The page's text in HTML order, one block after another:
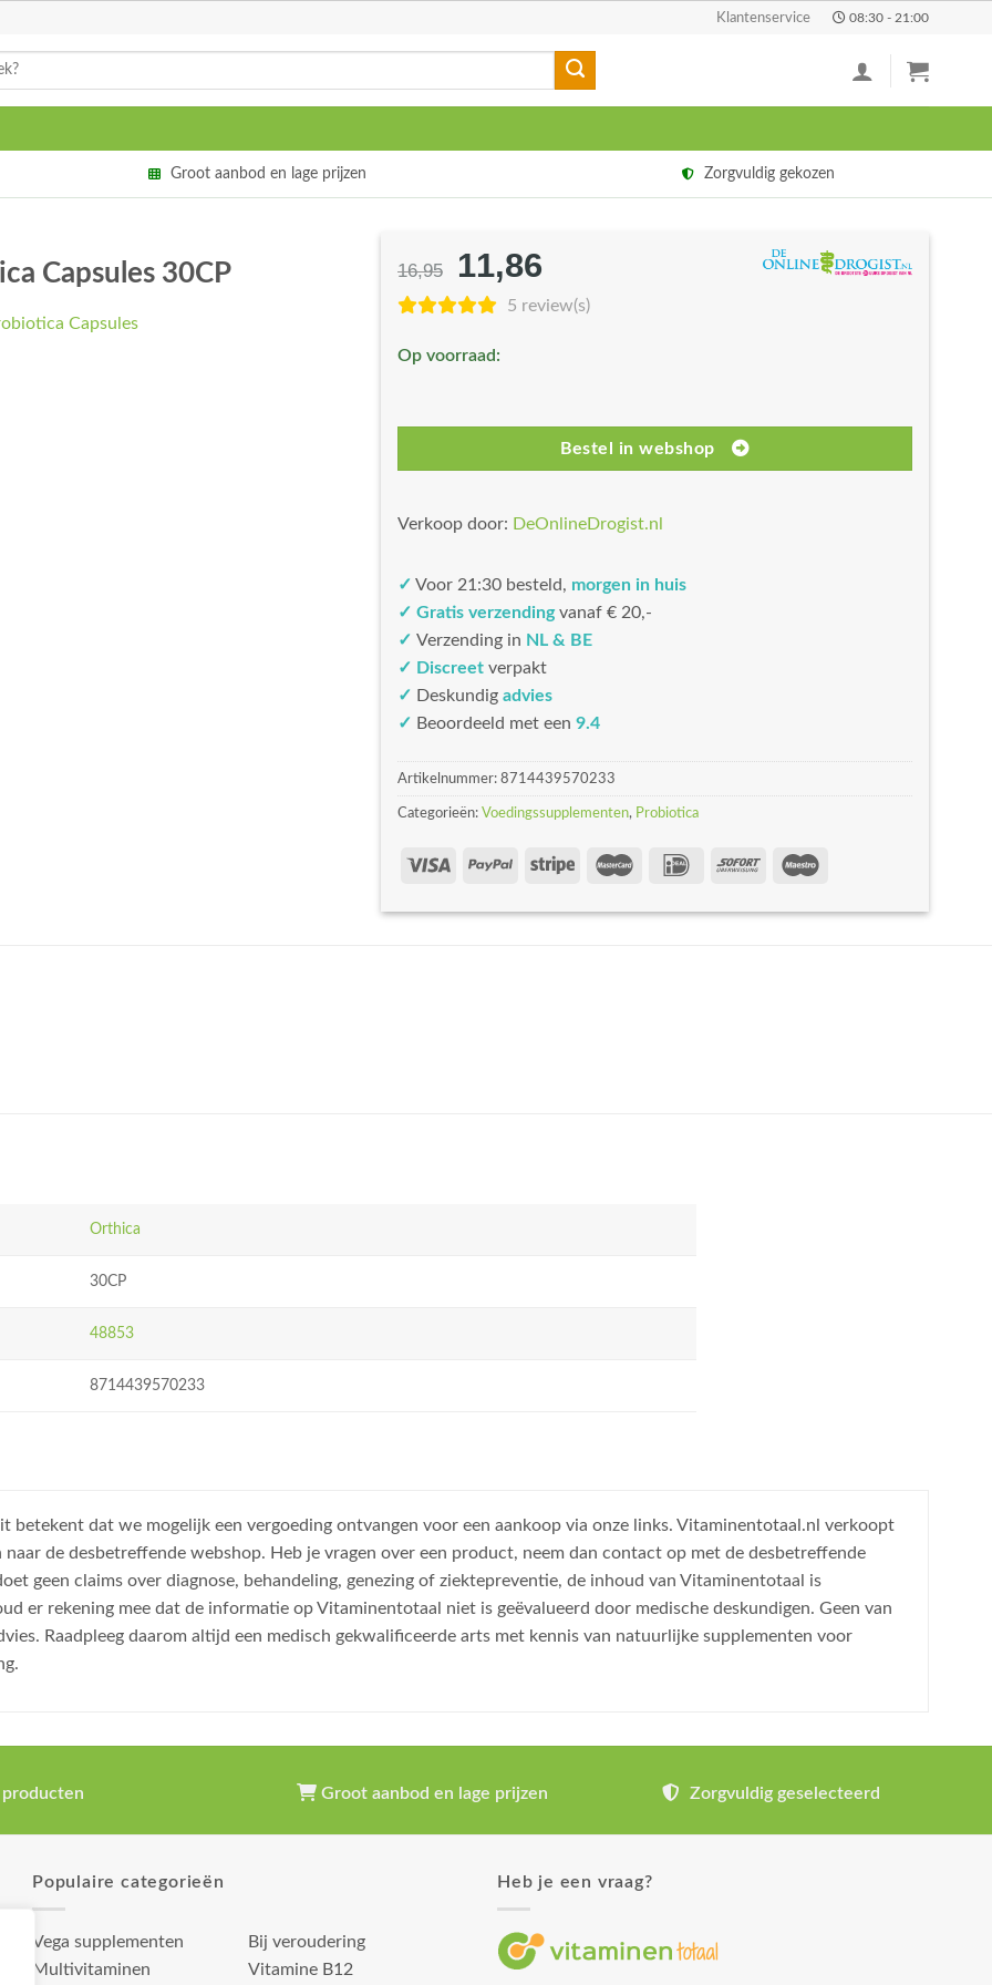
Klantenservice 08:30 - 21:00
Groot aanbod en lage prijzen Zorgvuldig gekozen
Capsules 30CP 16,95
Oorspronkelijke
prijs
€16,95.
11,86
prijs
5 review(s)
Op voorraad:
Bestel in webshop
Verkoop door: DeOnlineDrogist.nl
✓ Voor 21:30 besteld, morgen in huis
✓ Gratis verzendingvanaf € 20,-
✓ Verzending in NL & BE
✓ Discreet verpakt
✓ Deskundig advies
✓ Beoordeeld met een 9.4
Artikelnummer: 8714439570233
Categorieën: Voedingssupplementen, Probiotica
Orthica
30CP
48853
8714439570233
dat we mogelijk een vergoeding ontvangen voor een aankoop via onze links. Vitaminentotaal.nl verkoopt
de desbetreffende webshop. Heb je vragen over een product, neem dan contact op met de desbetreffende
geen claims over diagnose, behandeling, genezing of ziektepreventie, de inhoud van Vitaminentotaal is
er rekening mee dat de informatie op Vitaminentotaal niet is geëvalueerd door medische deskundigen. Geen van
Raadpleeg daarom altijd een medisch gekwalificeerde arts met kennis van natuurlijke supplementen voor
producten Groot aanbod en lage prijzen Zorgvuldig geselecteerd
Populaire categorieën
Vega supplementen
Multivitaminen
Bij veroudering
Vitamine B12
Heb je een vraag?